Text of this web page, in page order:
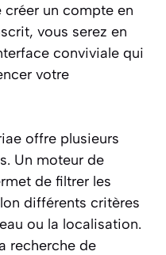
un compte en
vous serez en
conviviale qui
votre
offre plusieurs
Un moteur de
de filtrer les
différents critères
ou la localisation.
recherche de